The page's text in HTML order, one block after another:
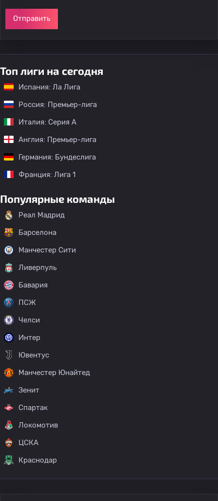
Отправить
Топ лиги на сегодня
Испания: Ла Лига
Россия: Премьер-лига
Италия: Серия А
Англия: Премьер-лига
Германия: Бундеслига
Франция: Лига 1
Популярные команды
Реал Мадрид
Барселона
Манчестер Сити
Ливерпуль
Бавария
ПСЖ
Челси
Интер
Ювентус
Манчестер Юнайтед
Зенит
Спартак
Локомотив
ЦСКА
Краснодар